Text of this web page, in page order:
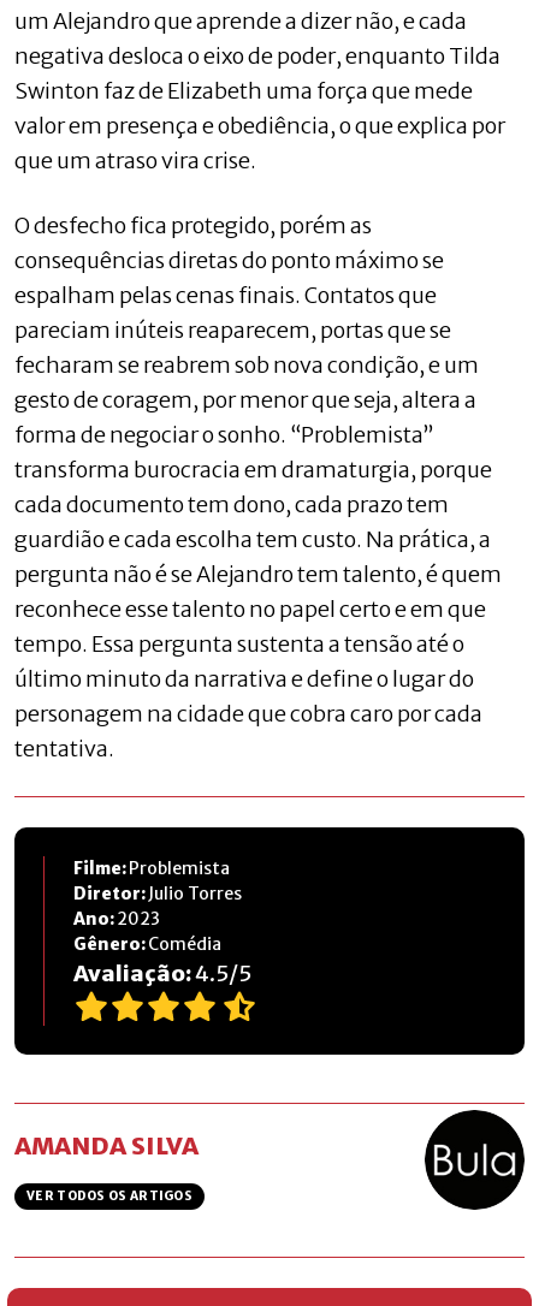
um Alejandro que aprende a dizer não, e cada
negativa desloca o eixo de poder, enquanto Tilda
Swinton faz de Elizabeth uma força que mede
valor em presença e obediência, o que explica por
que um atraso vira crise.
O desfecho fica protegido, porém as
consequências diretas do ponto máximo se
espalham pelas cenas finais. Contatos que
pareciam inúteis reaparecem, portas que se
fecharam se reabrem sob nova condição, e um
gesto de coragem, por menor que seja, altera a
forma de negociar o sonho. “Problemista”
transforma burocracia em dramaturgia, porque
cada documento tem dono, cada prazo tem
guardião e cada escolha tem custo. Na prática, a
pergunta não é se Alejandro tem talento, é quem
reconhece esse talento no papel certo e em que
tempo. Essa pergunta sustenta a tensão até o
último minuto da narrativa e define o lugar do
personagem na cidade que cobra caro por cada
tentativa.
Filme:Problemista
Diretor: Julio Torres
Ano:2023
Gênero:Comédia
Avaliação:4.5/5
AMANDA SILVA
VER TODOS OS ARTIGOS